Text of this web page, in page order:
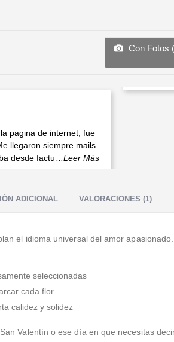
Con Fotos (
pagina de internet, fue
llegaron siempre mails
desde factu...Leer Más
ADICIONAL VALORACIONES (1)
el idioma universal del amor
seleccionadas
cada flor
calidez y solidez
Valentín o ese día en que necesitas